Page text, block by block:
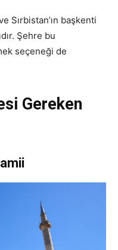
Sırbistan’ın başkenti
Şehre bu
seçeneği de
Gereken